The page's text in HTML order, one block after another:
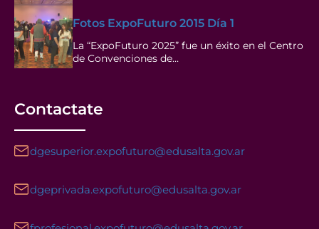
Fotos ExpoFuturo 2015 Día 1
La “ExpoFuturo 2025” fue un éxito en el Centro
de Convenciones de…
Contactate
dgesuperior.expofuturo@edusalta.gov.ar
dgeprivada.expofuturo@edusalta.gov.ar